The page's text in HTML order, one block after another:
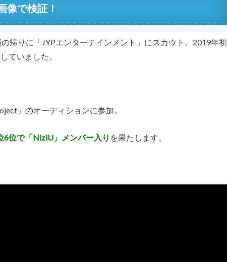
像で検証！
帰りに「JYPエンターテインメント」にスカウト。2019年初
ていました。
」のオーディションに参加。
6位で「NiziU」メンバー入り を果たします。